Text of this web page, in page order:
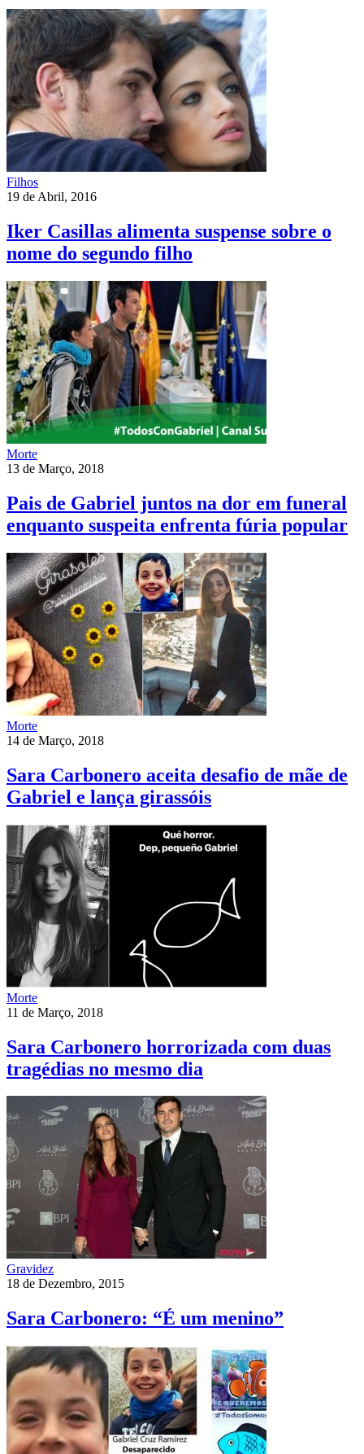
Filhos
19 de Abril, 2016
Iker Casillas alimenta suspense sobre o
nome do segundo filho
Morte
13 de Março, 2018
Pais de Gabriel juntos na dor em funeral
enquanto suspeita enfrenta fúria popular
Morte
14 de Março, 2018
Sara Carbonero aceita desafio de mãe de
Gabriel e lança girassóis
Morte
11 de Março, 2018
Sara Carbonero horrorizada com duas
tragédias no mesmo dia
Gravidez
18 de Dezembro, 2015
Sara Carbonero: “É um menino”